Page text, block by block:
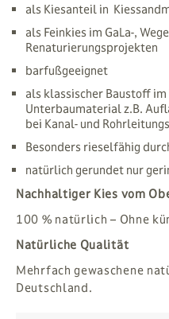
als Kiesanteil in
als Feinkies im GaLa-,
Renaturierungsprojekten
barfußgeeignet
als klassischer Baustoff
Unterbaumaterial z.B.
bei Kanal- und
Besonders rieselfähig
natürlich gerundet nur
Nachhaltiger Kies vom
100 % natürlich – Ohne
Natürliche Qualität
Mehrfach gewaschene
Deutschland.